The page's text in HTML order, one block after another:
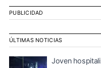
PUBLICIDAD
ÚLTIMAS NOTICIAS
Joven